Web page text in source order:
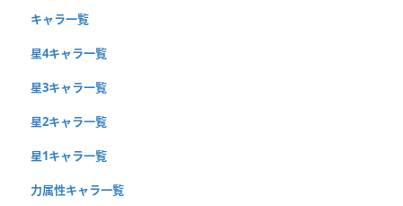
キャラ一覧
星4キャラ一覧
星3キャラ一覧
星2キャラ一覧
星1キャラ一覧
力属性キャラ一覧